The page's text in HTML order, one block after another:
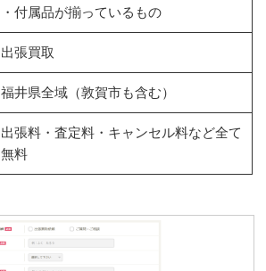
・付属品が揃っているもの
出張買取
福井県全域（敦賀市も含む）
出張料・査定料・キャンセル料など全て
無料